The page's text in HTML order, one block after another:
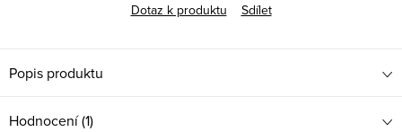
Dotaz k produktu
Sdílet
Popis produktu
Hodnocení (1)